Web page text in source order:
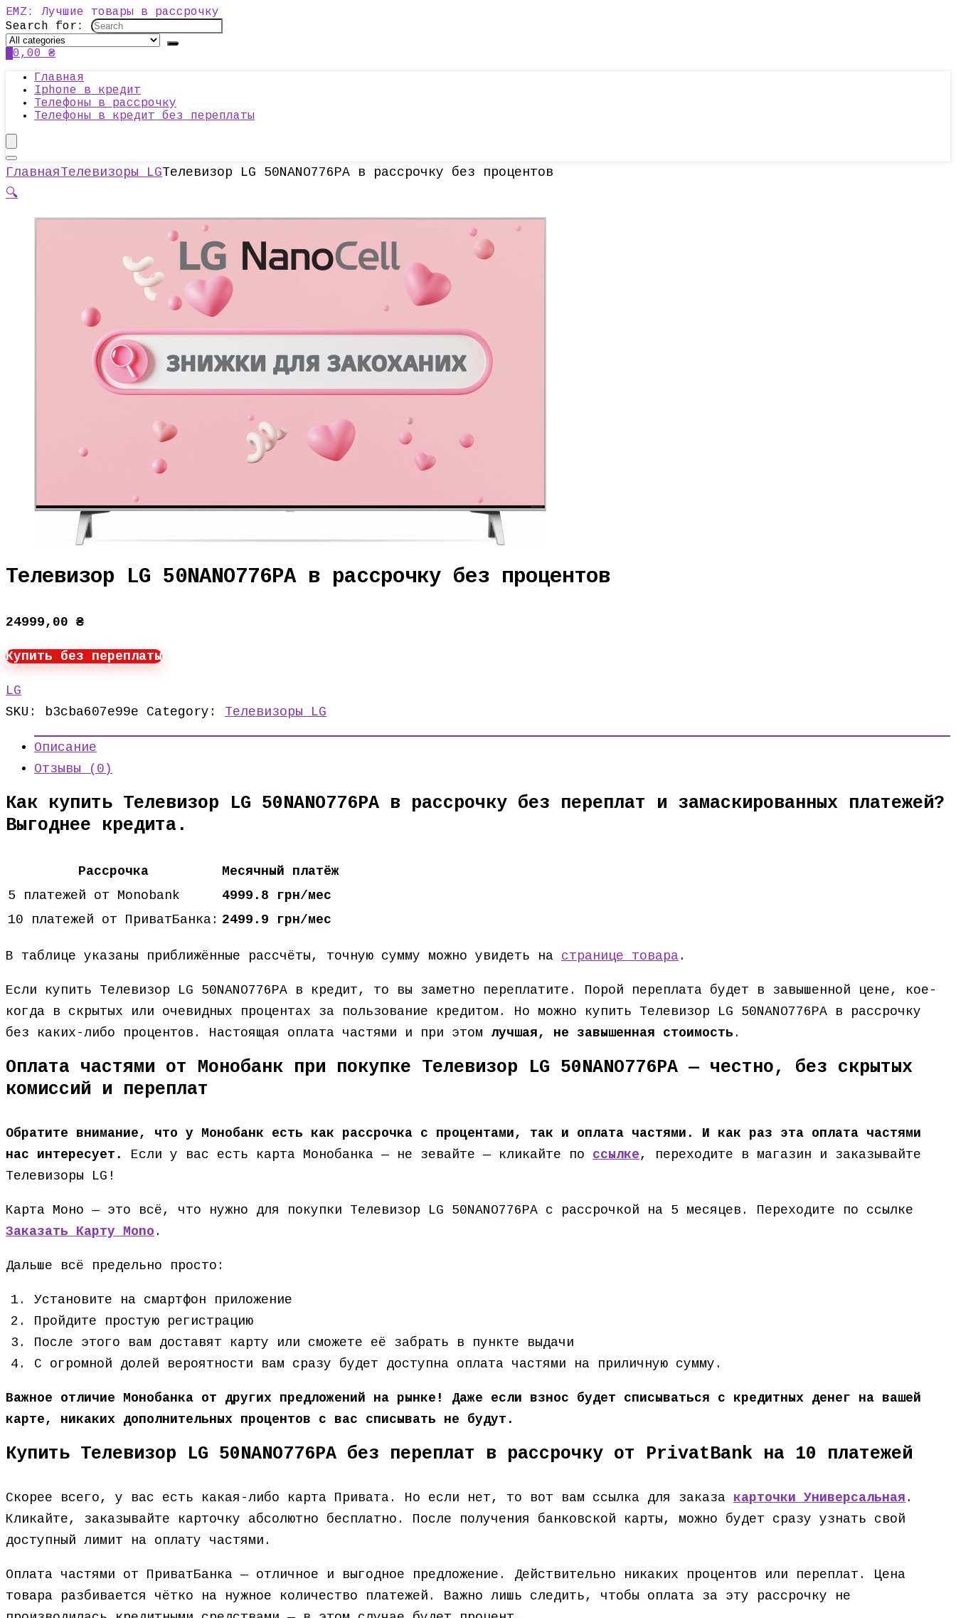
EMZ: Лучшие товары в рассрочку
Search for:
0,00 ₴
Главная
Iphone в кредит
Телефоны в рассрочку
Телефоны в кредит без переплаты
ГлавнаяТелевизоры LGТелевизор LG 50NANO776PA в рассрочку без процентов
🔍
Телевизор LG 50NANO776PA в рассрочку без процентов
24999,00 ₴
Купить без переплаты
LG
SKU: b3cba607e99e Category: Телевизоры LG
Описание
Отзывы (0)
Как купить Телевизор LG 50NANO776PA в рассрочку без переплат и замаскированных платежей?
Выгоднее кредита.
Рассрочка
Месячный платёж
5 платежей от Monobank
4999.8 грн/мес
10 платежей от ПриватБанка: 2499.9 грн/мес
В таблице указаны приближённые рассчёты, точную сумму можно увидеть на странице товара .
Если купить Телевизор LG 50NANO776PA в кредит, то вы заметно переплатите. Порой переплата будет в завышенной цене, кое-
когда в скрытых или очевидных процентах за пользование кредитом. Но можно купить Телевизор LG 50NANO776PA в рассрочку
без каких-либо процентов. Настоящая оплата частями и при этом лучшая, не завышенная стоимость .
Оплата частями от Монобанк при покупке Телевизор LG 50NANO776PA — честно, без скрытых
комиссий и переплат
Обратите внимание, что у Монобанк есть как рассрочка с процентами, так и оплата частями. И как раз эта оплата частями
нас интересует.
Если у вас есть карта Монобанка — не зевайте — кликайте по ссылке, переходите в магазин и заказывайте
Телевизоры LG!
Карта Моно — это всё, что нужно для покупки Телевизор LG 50NANO776PA с рассрочкой на 5 месяцев. Переходите по ссылке
Заказать Карту Mono .
Дальше всё предельно просто:
Установите на смартфон приложение
Пройдите простую регистрацию
После этого вам доставят карту или сможете её забрать в пункте выдачи
С огромной долей вероятности вам сразу будет доступна оплата частями на приличную сумму.
Важное отличие Монобанка от других предложений на рынке! Даже если взнос будет списываться с кредитных денег на вашей
карте, никаких дополнительных процентов с вас списывать не будут.
Купить Телевизор LG 50NANO776PA без переплат в рассрочку от PrivatBank на 10 платежей
Скорее всего, у вас есть какая-либо карта Привата. Но если нет, то вот вам ссылка для заказа карточки Универсальная .
Кликайте, заказывайте карточку абсолютно бесплатно. После получения банковской карты, можно будет сразу узнать свой
доступный лимит на оплату частями.
Оплата частями от ПриватБанка — отличное и выгодное предложение. Действительно никаких процентов или переплат. Цена
товара разбивается чётко на нужное количество платежей. Важно лишь следить, чтобы оплата за эту рассрочку не